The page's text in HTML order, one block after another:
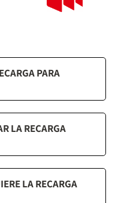
PARA
LA RECARGA
LA RECARGA